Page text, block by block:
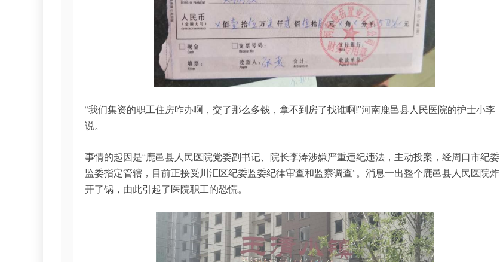
“我们集资的职工住房咋办啊，交了那么多钱，拿不到房了找谁啊!”河南鹿邑县人民医院的护士小李
说。
事情的起因是“鹿邑县人民医院党委副书记、院长李涛涉嫌严重违纪违法，主动投案，经周口市纪委
监委指定管辖，目前正接受川汇区纪委监委纪律审查和监察调查”。消息一出整个鹿邑县人民医院炸
开了锅，由此引起了医院职工的恐慌。